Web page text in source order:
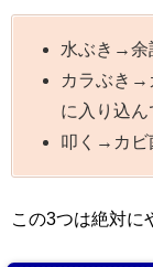
水ぶき→余
カラぶき→
に入り込
叩く→カビ
この3つは絶対に